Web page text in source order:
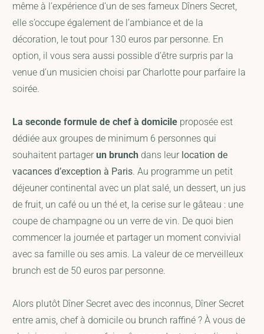
même à l’expérience d’un de ses fameux Dîners Secret,
elle s’occupe également de l’ambiance et de la
décoration, le tout pour 130 euros par personne. En
option, il vous sera aussi possible d’être surpris par la
venue d’un musicien choisi par Charlotte pour parfaire la
soirée.
La seconde formule de chef à domicile proposée est
dédiée aux groupes de minimum 6 personnes qui
souhaitent partagerun brunch dans leur location de
vacances d’exception à Paris. Au programme un petit
déjeuner continental avec un plat salé, un dessert, un jus
de fruit, un café ou un thé et, la cerise sur le gâteau : une
coupe de champagne ou un verre de vin. De quoi bien
commencer la journée et partager un moment convivial
avec sa famille ou ses amis. La valeur de ce merveilleux
brunch est de 50 euros par personne.
Alors plutôt Dîner Secret avec des inconnus, Dîner Secret
entre amis, chef à domicile ou brunch raffiné ? À vous de